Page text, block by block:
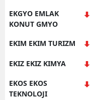
EKGYO EMLAK
KONUT GMYO
EKIM EKIM TURIZM
EKIZ EKIZ KIMYA
EKOS EKOS
TEKNOLOJI